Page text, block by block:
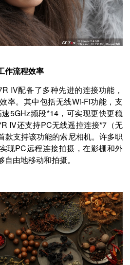
作流程效率
IV配备了多种先进的连接功能，
率。其中包括无线Wi-Fi功能，支
5GHz频段*14，可实现更快更稳
IV还支持PC无线遥控连接*7（无
款支持该功能的索尼相机。许多职
现PC远程连接拍摄，在影棚和外
由地移动和拍摄。